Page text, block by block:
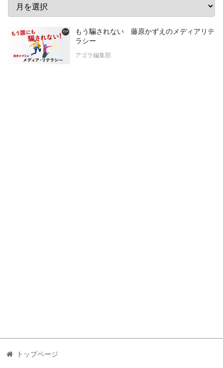
もう騙されない 藤原かずえのメディアリテ
ラシー
アゴラ編集部
トップページ